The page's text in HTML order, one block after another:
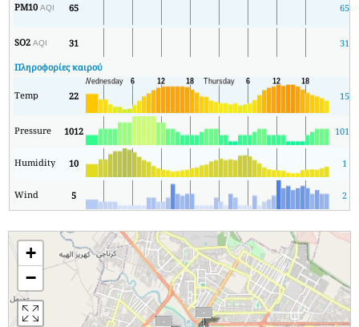
PM10AQI 65 65
SO2AQI 31
31
Πληροφορίες καιρού
Temp 22 15
Pressure 1012 1010
Humidity 10 1
Wind 5 2
+
−